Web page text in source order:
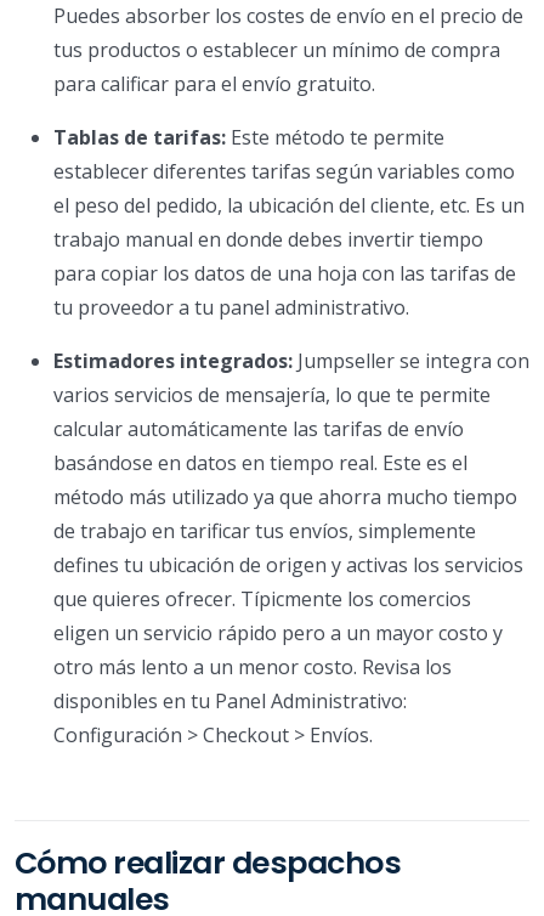
Puedes absorber los costes de envío en el precio de
tus productos o establecer un mínimo de compra
para calificar para el envío gratuito.
Tablas de tarifas: Este método te permite
establecer diferentes tarifas según variables como
el peso del pedido, la ubicación del cliente, etc. Es un
trabajo manual en donde debes invertir tiempo
para copiar los datos de una hoja con las tarifas de
tu proveedor a tu panel administrativo.
Estimadores integrados: Jumpseller se integra con
varios servicios de mensajería, lo que te permite
calcular automáticamente las tarifas de envío
basándose en datos en tiempo real. Este es el
método más utilizado ya que ahorra mucho tiempo
de trabajo en tarificar tus envíos, simplemente
defines tu ubicación de origen y activas los servicios
que quieres ofrecer. Típicmente los comercios
eligen un servicio rápido pero a un mayor costo y
otro más lento a un menor costo. Revisa los
disponibles en tu Panel Administrativo:
Configuración > Checkout > Envíos.
Cómo realizar despachos
manuales